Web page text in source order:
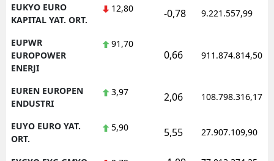
EUKYO EURO
KAPITAL YAT. ORT.
12,80 -0,78 9.221.557,99
EUPWR
EUROPOWER
ENERJI
91,70
0,66 911.874.814,50
EUREN EUROPEN
ENDUSTRI
3,97 2,06 108.798.316,17
EUYO EURO YAT.
ORT.
5,90 5,55 27.907.109,90